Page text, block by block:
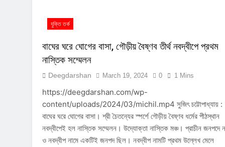
যুক্তি তর্ক
বাঘের ঘরে ঘোগের বাসা, গৌড়ীয় বৈষ্ণব তীর্থ নবদ্বীপে প্রথম
নাস্তিক সম্মেলন
Deegdarshan March 19, 2024 0 1 Mins
https://deegdarshan.com/wp-
content/uploads/2024/03/michil.mp4 সুজিৎ চট্টোপাধ্যায় :
বাঘের ঘরে ঘোগের বাসা। শ্রী চৈতন্যের স্পর্শে গৌড়ীয় বৈষ্ণব ধর্মের পীঠস্থান
নবদ্বীপেই হল নাস্তিক সম্মেলন। উদ্যোক্তা নাস্তিক মঞ্চ। প্রাচীন জনপদে
ও নবদ্বীপ নামে একটিই জনপদ ছিল। নবদ্বীপ নামটি প্রথম উল্লেখ মেলে